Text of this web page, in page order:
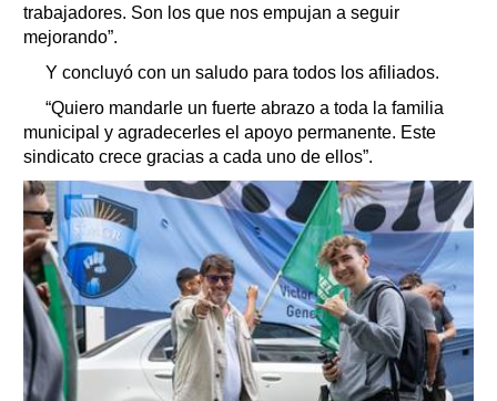
trabajadores. Son los que nos empujan a seguir
mejorando”.
Y concluyó con un saludo para todos los afiliados.
“Quiero mandarle un fuerte abrazo a toda la familia
municipal y agradecerles el apoyo permanente. Este
sindicato crece gracias a cada uno de ellos”.